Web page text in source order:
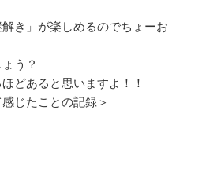
き」が楽しめるのでちょーお
う？
どあると思いますよ！！
じたことの記録＞